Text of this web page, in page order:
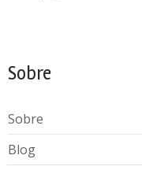
Sobre
Sobre
Blog